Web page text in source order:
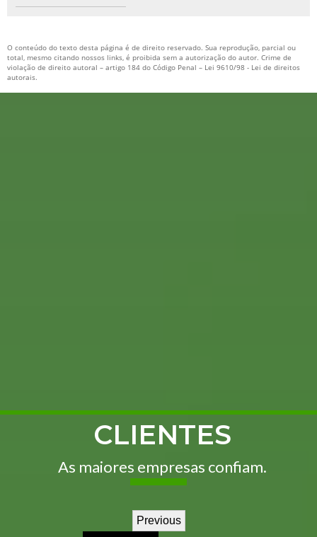
O conteúdo do texto desta página é de direito reservado. Sua reprodução, parcial ou
total, mesmo citando nossos links, é proibida sem a autorização do autor. Crime de
violação de direito autoral – artigo 184 do Código Penal – Lei 9610/98 - Lei de direitos
autorais.
CLIENTES
As maiores empresas confiam.
Previous